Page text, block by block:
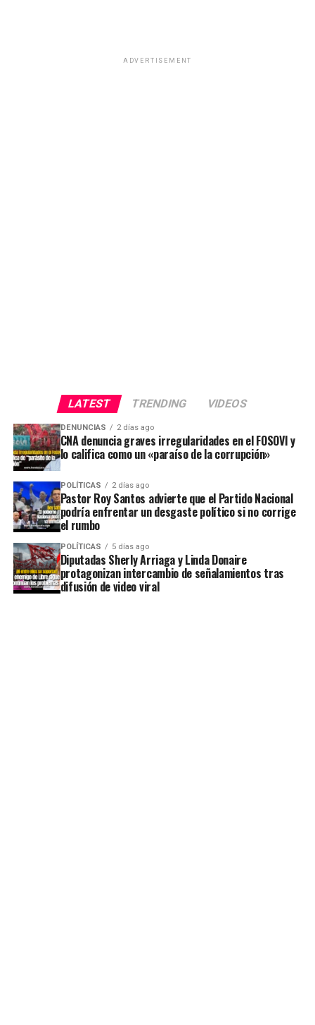
ADVERTISEMENT
LATEST TRENDING VIDEOS
DENUNCIAS 2 días ago
CNA denuncia graves irregularidades en el FOSOVI y
lo califica como un «paraíso de la corrupción»
POLÍTICAS 2 días ago
Pastor Roy Santos advierte que el Partido Nacional
podría enfrentar un desgaste político si no corrige
el rumbo
POLÍTICAS 5 días ago
Diputadas Sherly Arriaga y Linda Donaire
protagonizan intercambio de señalamientos tras
difusión de video viral